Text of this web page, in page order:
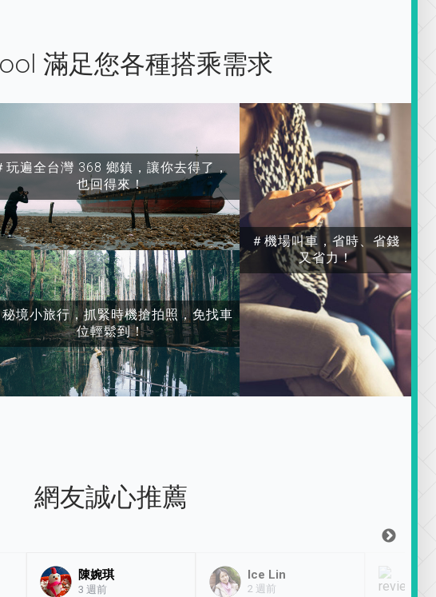
滿足您各種搭乘需求
玩遍全台灣 368 鄉鎮，讓你去得了，
也回得來！
境小旅行，抓緊時機搶拍照，免找車
位輕鬆到！
＃機場叫車，省時、省錢
又省力！
網友誠心推薦
陳婉琪
3 週前
Ice Lin
2 週前